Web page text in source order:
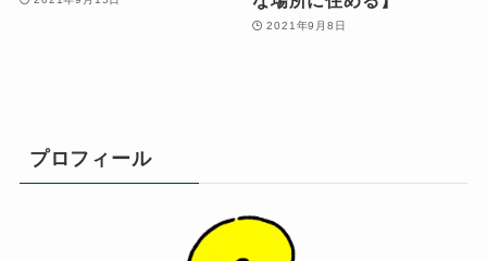
2021年9月8日
プロフィール